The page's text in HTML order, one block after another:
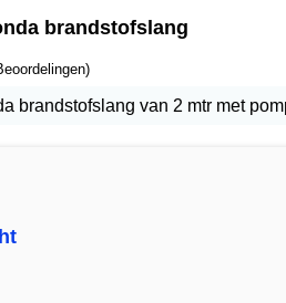
brandstofslang
brandstofslang van 2 mtr met